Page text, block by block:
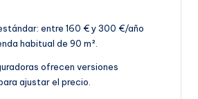
entre 160 € y 300 €/año
habitual de 90 m².
ofrecen versiones
ajustar el precio.